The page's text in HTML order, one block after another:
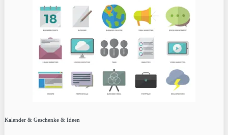
Kalender & Geschenke & Ideen